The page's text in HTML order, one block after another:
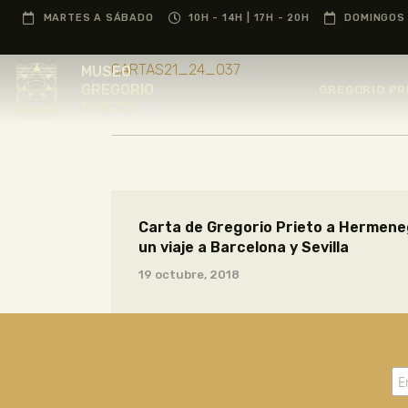
MARTES A SÁBADO 10H - 14H | 17H - 20H
MUSEOCARTAS21_24_037
Carta de Gregorio Prieto a
un viaje a Barcelona y Sevilla
19 octubre, 2018